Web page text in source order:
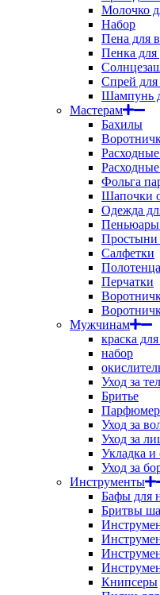
Молочко
Набор
Пена для
Пенка
Спрей для
Шампунь
Мастерам
Бахилы
Фольга
Шапочки
Одежда
Пеньюары
Простыни
Салфетки
Полотенца
Перчатки
Мужчинам
краска
набор
Уход за
Бритье
Уход за
Уход за
Укладка и
Уход за
Инструменты
Бафы для
Бритвы
Книпсеры